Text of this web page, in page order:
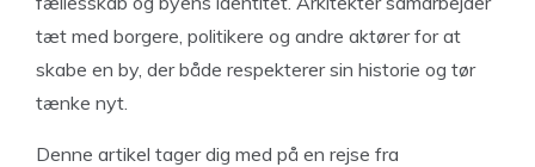
tæt med borgere, politikere og andre aktører for at
skabe en by, der både respekterer sin historie og tør
tænke nyt.
Denne artikel tager dig med på en rejse fra